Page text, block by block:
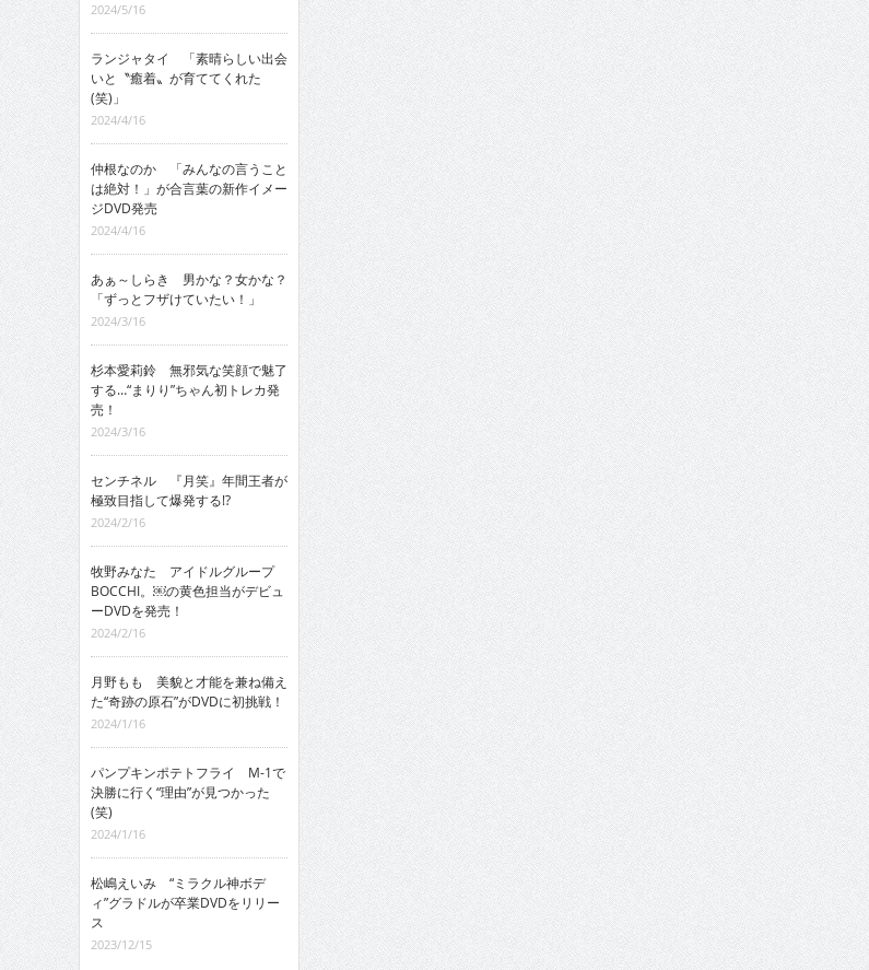
2024/5/16
ランジャタイ 「素晴らしい出会
いと〝癒着〟が育ててくれた
(笑)」
2024/4/16
仲根なのか 「みんなの言うこと
は絶対！」が合言葉の新作イメー
ジDVD発売
2024/4/16
あぁ～しらき 男かな？女かな？
「ずっとフザけていたい！」
2024/3/16
杉本愛莉鈴 無邪気な笑顔で魅了
する…“まりり”ちゃん初トレカ発
売！
2024/3/16
センチネル 『月笑』年間王者が
極致目指して爆発する!?
2024/2/16
牧野みなた アイドルグループ
BOCCHI。￼の黄色担当がデビュ
ーDVDを発売！
2024/2/16
月野もも 美貌と才能を兼ね備え
た“奇跡の原石”がDVDに初挑戦！
2024/1/16
パンプキンポテトフライ M-1で
決勝に行く“理由”が見つかった
(笑)
2024/1/16
松嶋えいみ “ミラクル神ボデ
ィ”グラドルが卒業DVDをリリー
ス
2023/12/15